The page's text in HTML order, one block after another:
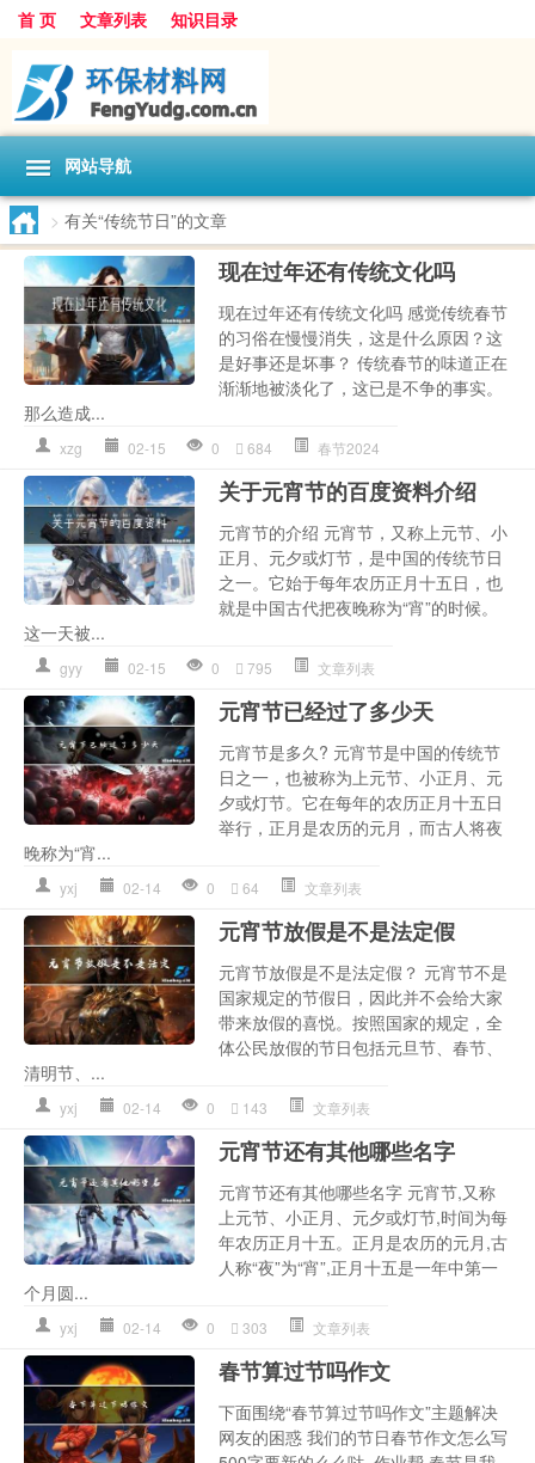
首 页 文章列表 知识目录
网站导航
> 有关“传统节日”的文章
现在过年还有传统文化吗
现在过年还有传统文化吗 感觉传统春节
的习俗在慢慢消失，这是什么原因？这
是好事还是坏事？ 传统春节的味道正在
渐渐地被淡化了，这已是不争的事实。
那么造成...
xzg 02-15 0 684 春节2024
关于元宵节的百度资料介绍
元宵节的介绍 元宵节，又称上元节、小
正月、元夕或灯节，是中国的传统节日
之一。它始于每年农历正月十五日，也
就是中国古代把夜晚称为“宵”的时候。
这一天被...
gyy 02-15 0 795 文章列表
元宵节已经过了多少天
元宵节是多久? 元宵节是中国的传统节
日之一，也被称为上元节、小正月、元
夕或灯节。它在每年的农历正月十五日
举行，正月是农历的元月，而古人将夜
晚称为“宵...
yxj 02-14 0 64 文章列表
元宵节放假是不是法定假
元宵节放假是不是法定假？ 元宵节不是
国家规定的节假日，因此并不会给大家
带来放假的喜悦。按照国家的规定，全
体公民放假的节日包括元旦节、春节、
清明节、...
yxj 02-14 0 143 文章列表
元宵节还有其他哪些名字
元宵节还有其他哪些名字 元宵节,又称
上元节、小正月、元夕或灯节,时间为每
年农历正月十五。正月是农历的元月,古
人称“夜”为“宵”,正月十五是一年中第一
个月圆...
yxj 02-14 0 303 文章列表
春节算过节吗作文
下面围绕“春节算过节吗作文”主题解决
网友的困惑 我们的节日春节作文怎么写